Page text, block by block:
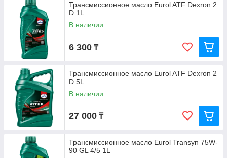
Трансмиссионное масло Eurol ATF Dexron 2
D 1L
В наличии
6 300 ₸
Трансмиссионное масло Eurol ATF Dexron 2
D 5L
В наличии
27 000 ₸
Трансмиссионное масло Eurol Transyn 75W-
90 GL 4/5 1L